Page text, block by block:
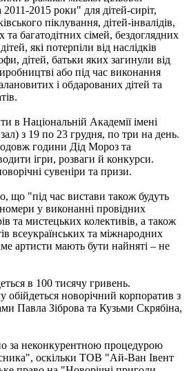
2015 роки" для дітей-сиріт,
піклування, дітей-інвалідів,
та багатодітних сімей, бездоглядних
які потерпіли від наслідків
дітей, батьки яких загинули від
або під час виконання
і обдарованих дітей та
в Національній Академії імені
з 19 по 23 грудня, по три на день.
години Дід Мороз та
ігри, розваги й конкурси.
сувеніри та призи.
що "під час вистави також будуть
у виконанні провідних
та мистецьких колективів, а також
всеукраїнських та міжнародних
артисти мають бути найняті – не
в 100 тисячу гривень.
новорічний корпоратив з
Павла Зіброва та Кузьми Скрябіна,
за неконкурентною процедурою
оскільки ТОВ "Ай-Ван Івент